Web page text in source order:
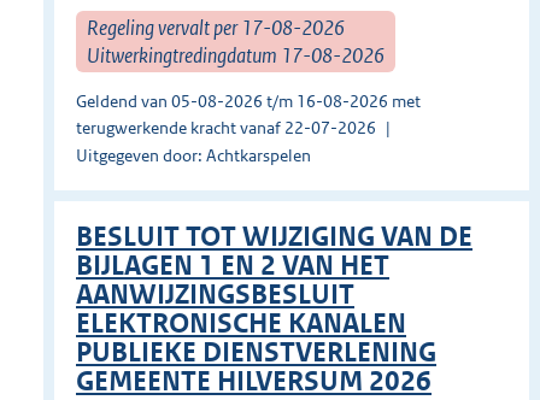
Regeling vervalt per 17-08-2026
Uitwerkingtredingdatum 17-08-2026
Geldend van 05-08-2026 t/m 16-08-2026 met
terugwerkende kracht vanaf 22-07-2026
Uitgegeven door: Achtkarspelen
BESLUIT TOT WIJZIGING VAN DE
BIJLAGEN 1 EN 2 VAN HET
AANWIJZINGSBESLUIT
ELEKTRONISCHE KANALEN
PUBLIEKE DIENSTVERLENING
GEMEENTE HILVERSUM 2026